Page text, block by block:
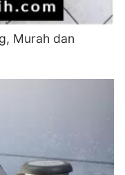
Murah dan